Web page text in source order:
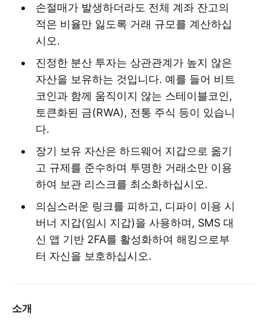
손절매가 발생하더라도 전체 계좌 잔고의
적은 비율만 잃도록 거래 규모를 계산하십
시오.
진정한 분산 투자는 상관관계가 높지 않은
자산을 보유하는 것입니다. 예를 들어 비트
코인과 함께 움직이지 않는 스테이블코인,
토큰화된 금(RWA), 전통 주식 등이 있습니
다.
장기 보유 자산은 하드웨어 지갑으로 옮기
고 규제를 준수하며 투명한 거래소만 이용
하여 보관 리스크를 최소화하십시오.
의심스러운 링크를 피하고, 디파이 이용 시
버너 지갑(임시 지갑)을 사용하며, SMS 대
신 앱 기반 2FA를 활성화하여 해킹으로부
터 자신을 보호하십시오.
소개